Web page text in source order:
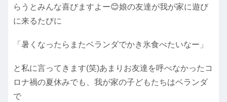
らうとみんな喜びますよー😊娘の友達が我が家に遊び
に来るたびに
「暑くなったらまたベランダでかき氷食べたいなー」
と私に言ってきます(笑)あまりお友達を呼べなかったコ
ロナ禍の夏休みでも、我が家の子どもたちはベランダ
で